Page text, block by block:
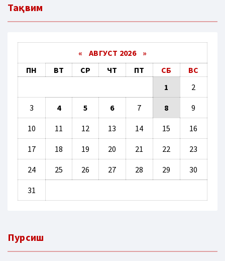
Тақвим
« АВГУСТ 2026 »
ПН
ВТ СР ЧТ ПТ СБ
ВС
1
2
3 4 5 6 7 8 9
10 11 12 13 14 15 16
17 18 19 20 21 22 23
24 25 26 27 28 29 30
31
Пурсиш